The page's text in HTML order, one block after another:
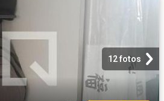
12 fotos